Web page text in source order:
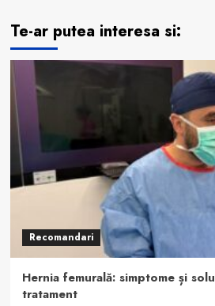
Te-ar putea interesa si:
Recomandari
Hernia femurală: simptome și
tratament